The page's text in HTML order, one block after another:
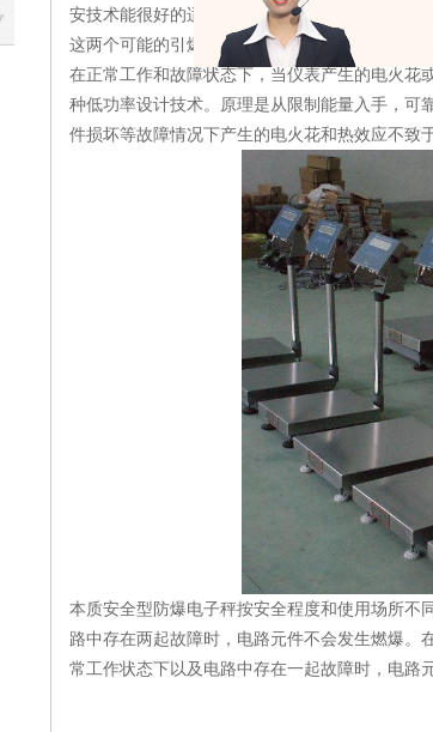
安技术能很好的适用于工业自动化仪表。针对电
这两个可能的引爆源来实现防爆。
在正常工作和故障状态下，当仪表产生的电火花
种低功率设计技术。原理是从限制能量入手，可
件损坏等故障情况下产生的电火花和热效应不致
本质安全型防爆电子秤按安全程度和使用场所不
路中存在两起故障时，电路元件不会发生燃爆。
常工作状态下以及电路中存在一起故障时，电路